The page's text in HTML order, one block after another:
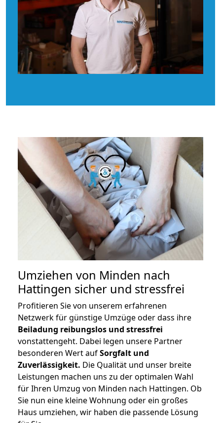
Umziehen von Minden nach
Hattingen sicher und stressfrei
Profitieren Sie von unserem erfahrenen
Netzwerk für günstige Umzüge oder dass ihre
Beiladung reibungslos und stressfrei
vonstattengeht. Dabei legen unsere Partner
besonderen Wert aufSorgfalt und
Zuverlässigkeit. Die Qualität und unser breite
Leistungen machen uns zu der optimalen Wahl
für Ihren Umzug von Minden nach Hattingen. Ob
Sie nun eine kleine Wohnung oder ein großes
Haus umziehen, wir haben die passende Lösung